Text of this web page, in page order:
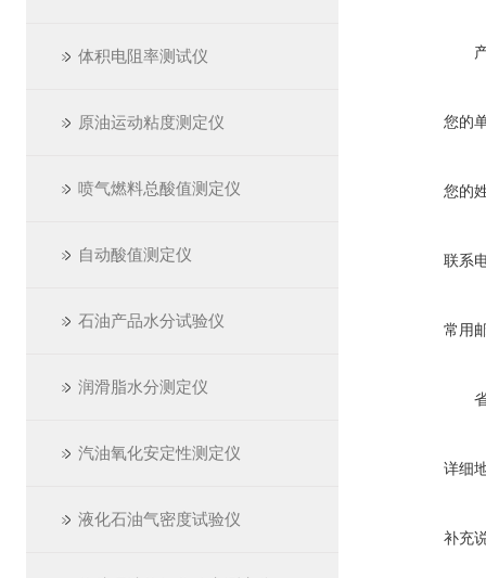
体积电阻率测试仪
原油运动粘度测定仪
喷气燃料总酸值测定仪
自动酸值测定仪
石油产品水分试验仪
润滑脂水分测定仪
汽油氧化安定性测定仪
液化石油气密度试验仪
您的
您的
联系
常用
详细
补充